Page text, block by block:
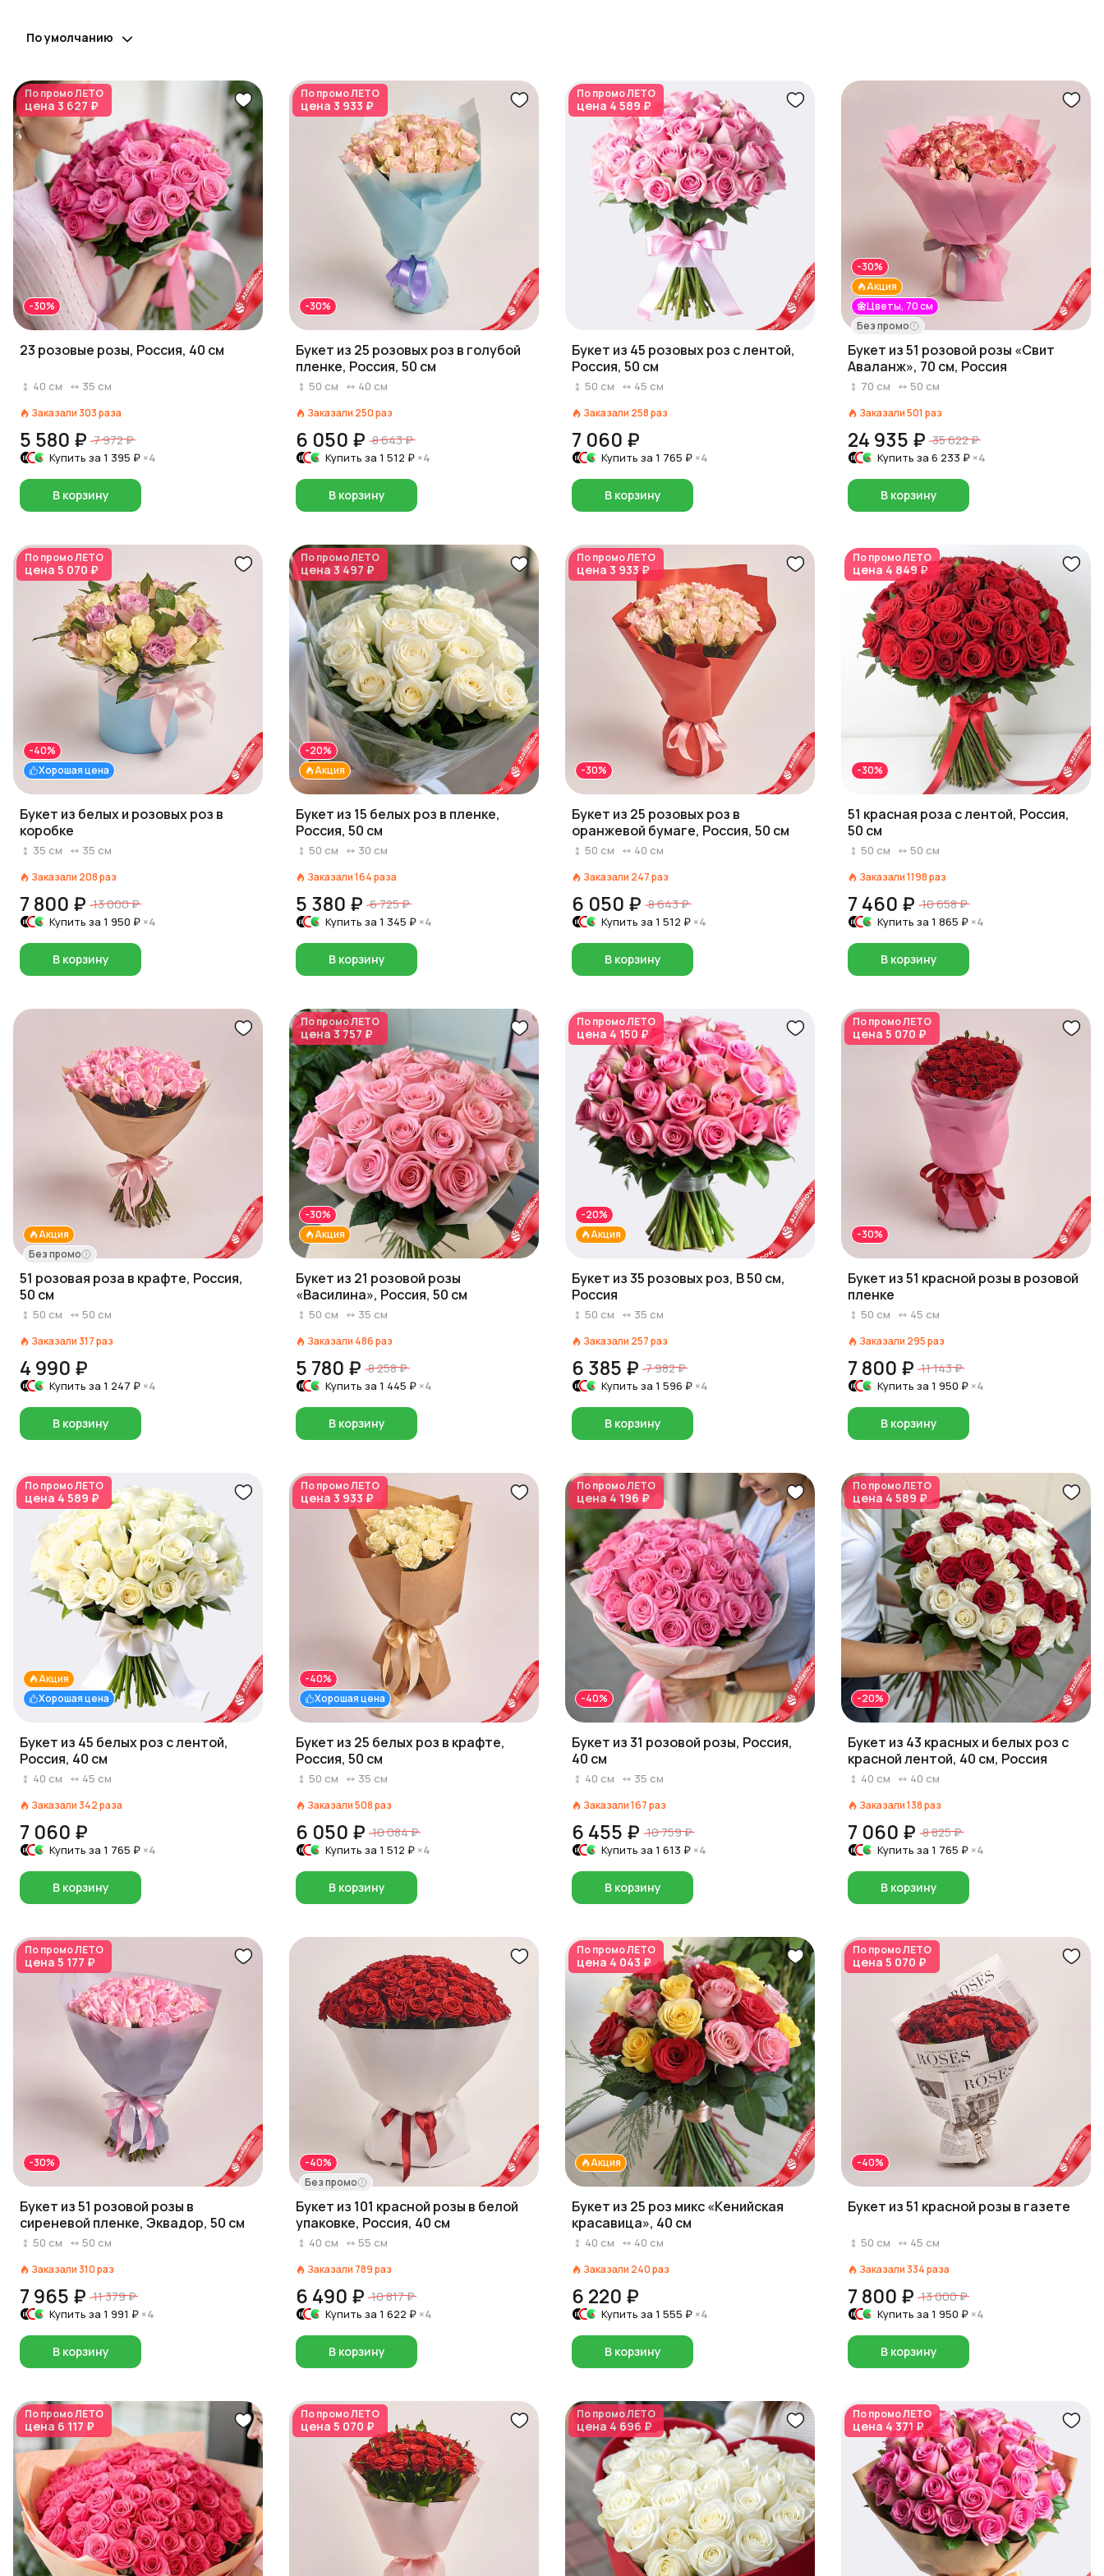
По умолчанию
По промоЛЕТО
цена 3 627 ₽
-30%
23 розовые розы, Россия, 40 см
40 см 35 см
Заказали 303раза
5 580 ₽ 7 972 ₽
Купить за 1 395 ₽ ×4
В корзину
По промоЛЕТО
цена 3 933 ₽
-30%
Букет из 25 розовых роз в голубой
пленке, Россия, 50 см
50 см 40 см
Заказали 250раз
6 050 ₽ 8 643 ₽
Купить за 1 512 ₽ ×4
В корзину
По промоЛЕТО
цена 4 589 ₽
Букет из 45 розовых роз с лентой,
Россия, 50 см
50 см 45 см
Заказали 258раз
7 060 ₽
Купить за 1 765 ₽ ×4
В корзину
🌼Цветы, 70 см
Акция
-30%
Без промо
Букет из 51 розовой розы «Свит
Аваланж», 70 см, Россия
70 см 50 см
Заказали501 раз
24 935 ₽ 35 622 ₽
Купить за 6 233 ₽ ×4
В корзину
По промоЛЕТО
цена 5 070 ₽
Хорошая цена
-40%
Букет из белых и розовых роз в
коробке
35 см 35 см
Заказали 208раз
7 800 ₽ 13 000 ₽
Купить за 1 950 ₽ ×4
В корзину
По промоЛЕТО
цена 3 497 ₽
Акция
-20%
Букет из 15 белых роз в пленке,
Россия, 50 см
50 см 30 см
Заказали164раза
5 380 ₽ 6 725 ₽
Купить за 1 345 ₽ ×4
В корзину
По промоЛЕТО
цена 3 933 ₽
-30%
Букет из 25 розовых роз в
оранжевой бумаге, Россия, 50 см
50 см 40 см
Заказали 247раз
6 050 ₽ 8 643 ₽
Купить за 1 512 ₽ ×4
В корзину
По промоЛЕТО
цена 4 849 ₽
-30%
51 красная роза с лентой, Россия,
50 см
50 см 50 см
Заказали1198раз
7 460 ₽ 10 658 ₽
Купить за 1 865 ₽ ×4
В корзину
Акция
Без промо
51 розовая роза в крафте, Россия,
50 см
50 см 50 см
Заказали 317раз
4 990 ₽
Купить за 1 247 ₽ ×4
В корзину
По промоЛЕТО
цена 3 757 ₽
Акция
-30%
Букет из 21 розовой розы
«Василина», Россия, 50 см
50 см 35 см
Заказали 486раз
5 780 ₽ 8 258 ₽
Купить за 1 445 ₽ ×4
В корзину
По промоЛЕТО
цена 4 150 ₽
Акция
-20%
Букет из 35 розовых роз, В 50 см,
Россия
50 см 35 см
Заказали 257раз
6 385 ₽ 7 982 ₽
Купить за 1 596 ₽ ×4
В корзину
По промоЛЕТО
цена 5 070 ₽
-30%
Букет из 51 красной розы в розовой
пленке
50 см 45 см
Заказали 295раз
7 800 ₽ 11 143 ₽
Купить за 1 950 ₽ ×4
В корзину
По промоЛЕТО
цена 4 589 ₽
Хорошая цена
Акция
Букет из 45 белых роз с лентой,
Россия, 40 см
40 см 45 см
Заказали 342раза
7 060 ₽
Купить за 1 765 ₽ ×4
В корзину
По промоЛЕТО
цена 3 933 ₽
Хорошая цена
-40%
Букет из 25 белых роз в крафте,
Россия, 50 см
50 см 35 см
Заказали508раз
6 050 ₽ 10 084 ₽
Купить за 1 512 ₽ ×4
В корзину
По промоЛЕТО
цена 4 196 ₽
-40%
Букет из 31 розовой розы, Россия,
40 см
40 см 35 см
Заказали167раз
6 455 ₽ 10 759 ₽
Купить за 1 613 ₽ ×4
В корзину
По промоЛЕТО
цена 4 589 ₽
-20%
Букет из 43 красных и белых роз с
красной лентой, 40 см, Россия
40 см 40 см
Заказали138раз
7 060 ₽ 8 825 ₽
Купить за 1 765 ₽ ×4
В корзину
По промоЛЕТО
цена 5 177 ₽
-30%
Букет из 51 розовой розы в
сиреневой пленке, Эквадор, 50 см
50 см 50 см
Заказали 310раз
7 965 ₽ 11 379 ₽
Купить за 1 991 ₽ ×4
В корзину
-40%
Без промо
Букет из 101 красной розы в белой
упаковке, Россия, 40 см
40 см 55 см
Заказали 789раз
6 490 ₽ 10 817 ₽
Купить за 1 622 ₽ ×4
В корзину
По промоЛЕТО
цена 4 043 ₽
Акция
Букет из 25 роз микс «Кенийская
красавица», 40 см
40 см 40 см
Заказали 240раз
6 220 ₽
Купить за 1 555 ₽ ×4
В корзину
По промоЛЕТО
цена 5 070 ₽
-40%
Букет из 51 красной розы в газете
50 см 45 см
Заказали 334раза
7 800 ₽ 13 000 ₽
Купить за 1 950 ₽ ×4
В корзину
По промоЛЕТО
цена 6 117 ₽
По промоЛЕТО
цена 5 070 ₽
По промоЛЕТО
цена 4 696 ₽
По промоЛЕТО
цена 4 371 ₽